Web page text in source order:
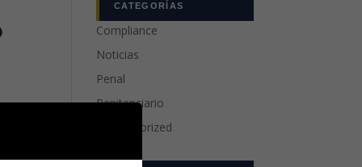
CATEGORÍAS
Compliance
Noticias
Penal
Penitenciario
Uncategorized